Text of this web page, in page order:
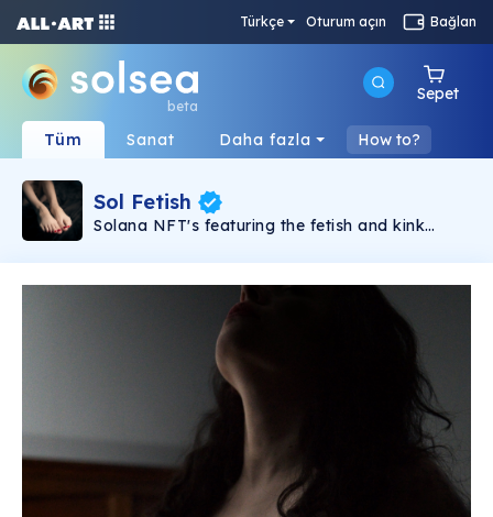
Türkçe Oturum açın Bağlan
beta
Sepet
Tüm Sanat Daha fazla How to?
Sol Fetish
Solana NFT's featuring the fetish and kink
expression.